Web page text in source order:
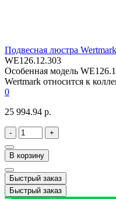
Подвесная люстра
WE126.12.303
Особенная модель
Wertmark относится к
0
25 994.94 р.
- +
В корзину
Быстрый заказ
Быстрый заказ